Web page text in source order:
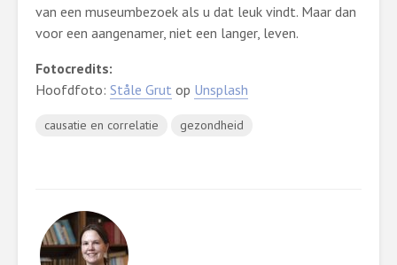
van een museumbezoek als u dat leuk vindt. Maar dan
voor een aangenamer, niet een langer, leven.
Fotocredits:
Hoofdfoto: Ståle Grut op Unsplash
causatie en correlatie gezondheid